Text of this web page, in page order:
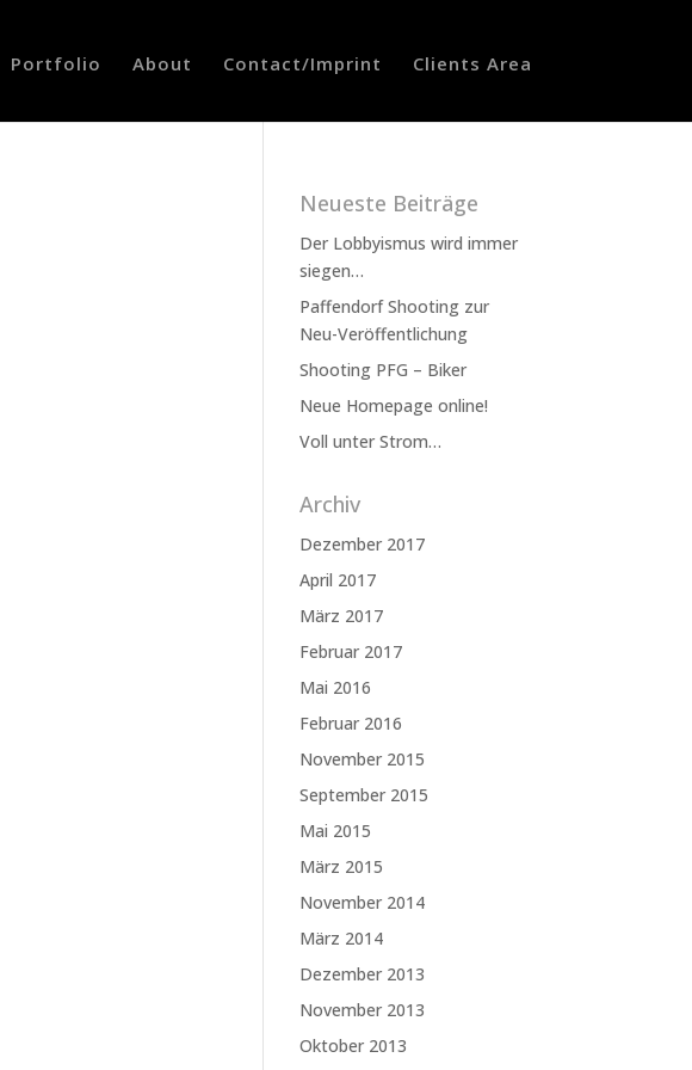
Portfolio About Contact/Imprint Clients Area
Neueste Beiträge
Der Lobbyismus wird immer
siegen…
Paffendorf Shooting zur
Neu-Veröffentlichung
Shooting PFG – Biker
Neue Homepage online!
Voll unter Strom…
Archiv
Dezember 2017
April 2017
März 2017
Februar 2017
Mai 2016
Februar 2016
November 2015
September 2015
Mai 2015
März 2015
November 2014
März 2014
Dezember 2013
November 2013
Oktober 2013